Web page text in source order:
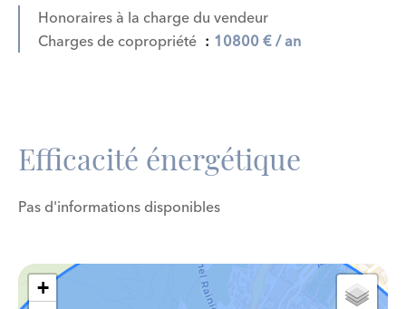
Honoraires à la charge du vendeur
Charges de copropriété
10800 € / an
Efficacité énergétique
Pas d'informations disponibles
+